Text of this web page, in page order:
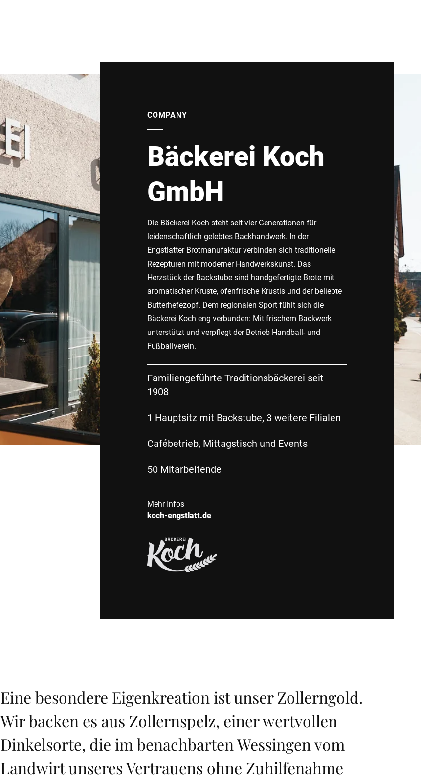
COMPANY
Bäckerei Koch
GmbH
Die Bäckerei Koch steht seit vier Generationen für
leidenschaftlich gelebtes Backhandwerk. In der
Engstlatter Brotmanufaktur verbinden sich traditionelle
Rezepturen mit moderner Handwerkskunst. Das
Herzstück der Backstube sind handgefertigte Brote mit
aromatischer Kruste, ofenfrische Krustis und der beliebte
Butterhefezopf. Dem regionalen Sport fühlt sich die
Bäckerei Koch eng verbunden: Mit frischem Backwerk
unterstützt und verpflegt der Betrieb Handball- und
Fußballverein.
Familiengeführte Traditionsbäckerei seit
1908
1 Hauptsitz mit Backstube, 3 weitere Filialen
Cafébetrieb, Mittagstisch und Events
50 Mitarbeitende
Mehr Infos
koch-engstlatt.de
Eine besondere Eigenkreation ist unser Zollerngold.
Wir backen es aus Zollernspelz, einer wertvollen
Dinkelsorte, die im benachbarten Wessingen vom
Landwirt unseres Vertrauens ohne Zuhilfenahme